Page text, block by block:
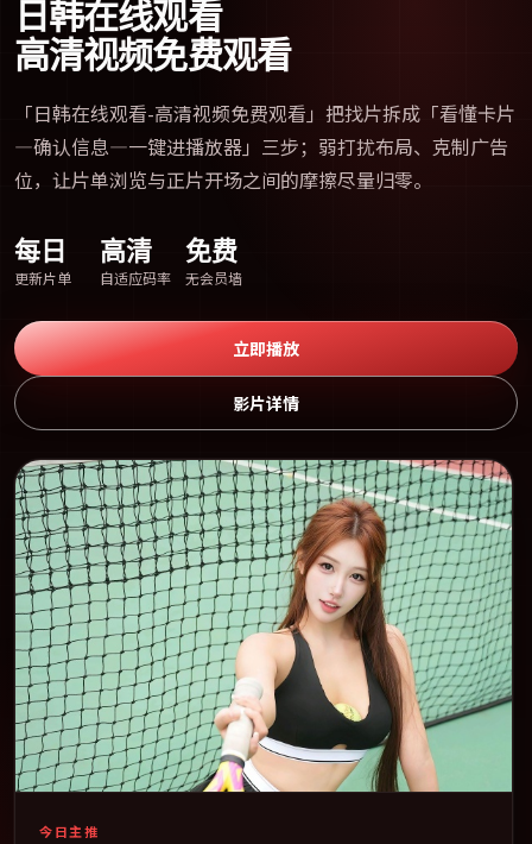
日韩在线观看
高清视频免费观看
「日韩在线观看-高清视频免费观看 」把找片拆成「看懂卡片
—确认信息—一键进播放器」三步；弱打扰布局、克制广告
位，让片单浏览与正片开场之间的摩擦尽量归零。
每日
更新片单
高清
自适应码率
免费
无会员墙
立即播放
影片详情
今日主推